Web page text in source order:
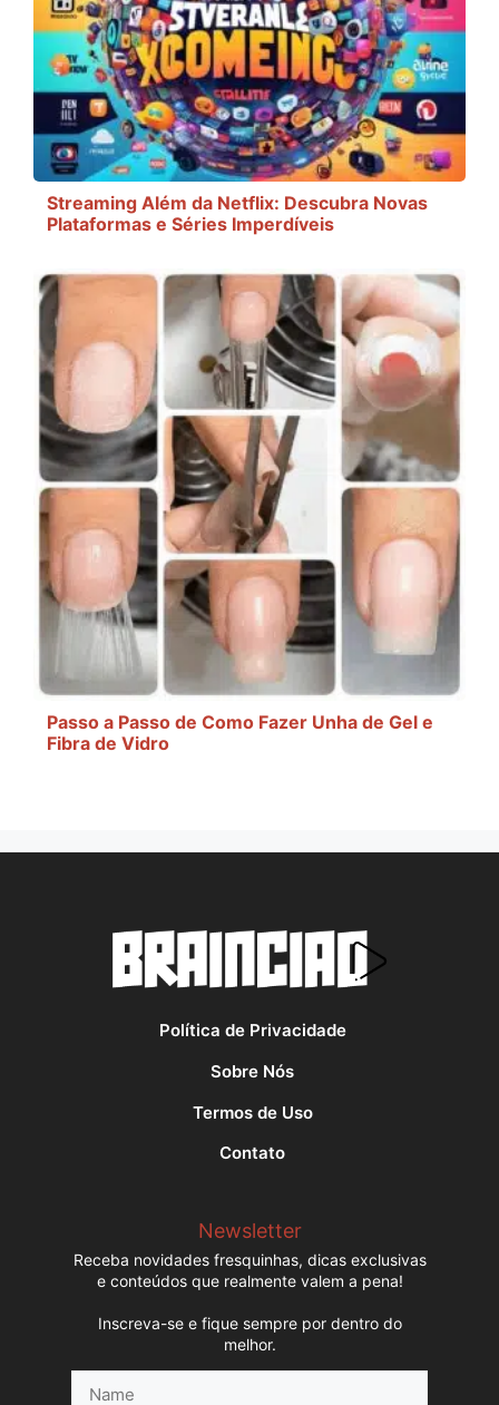
Streaming Além da Netflix: Descubra Novas
Plataformas e Séries Imperdíveis
Passo a Passo de Como Fazer Unha de Gel e
Fibra de Vidro
Política de Privacidade
Sobre Nós
Termos de Uso
Contato
Newsletter
Receba novidades fresquinhas, dicas exclusivas
e conteúdos que realmente valem a pena!
Inscreva-se e fique sempre por dentro do
melhor.